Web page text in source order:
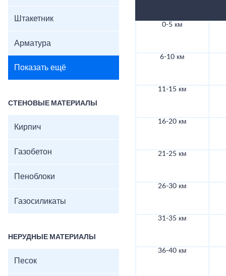
Штакетник
Арматура
Показать ещё
СТЕНОВЫЕ МАТЕРИАЛЫ
Кирпич
Газобетон
Пеноблоки
Газосиликаты
НЕРУДНЫЕ МАТЕРИАЛЫ
Песок
0-5 км
6-10 км
11-15 км
16-20 км
21-25 км
26-30 км
31-35 км
36-40 км